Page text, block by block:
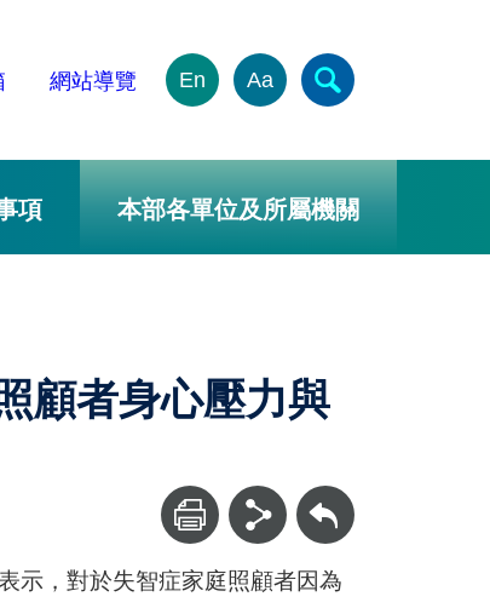
網站導覽 En Aa
項 本部各單位及所屬機關
顧者身心壓力與
回上一頁
示，對於失智症家庭照顧者因為